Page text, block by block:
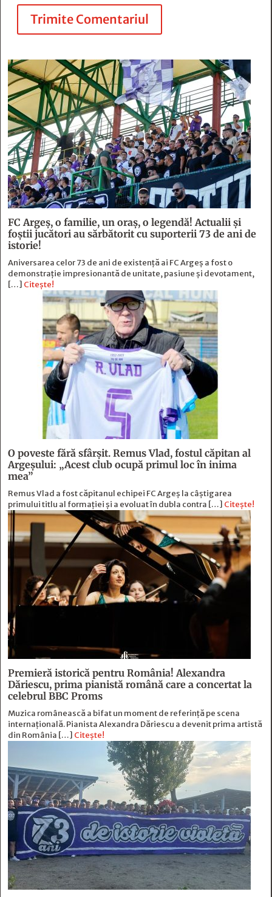
Trimite Comentariul
FC Argeş, o familie, un oraș, o legendă! Actualii şi
foştii jucători au sărbătorit cu suporterii 73 de ani de
istorie!
Aniversarea celor 73 de ani de existență ai FC Argeș a fost o
demonstrație impresionantă de unitate, pasiune și devotament,
[…] Citește!
O poveste fără sfârşit. Remus Vlad, fostul căpitan al
Argeşului: „Acest club ocupă primul loc în inima
mea”
Remus Vlad a fost căpitanul echipei FC Argeș la câștigarea
primului titlu al formației și a evoluat în dubla contra […] Citește!
Premieră istorică pentru România! Alexandra
Dăriescu, prima pianistă română care a concertat la
celebrul BBC Proms
Muzica românească a bifat un moment de referință pe scena
internațională. Pianista Alexandra Dăriescu a devenit prima artistă
din România […] Citește!